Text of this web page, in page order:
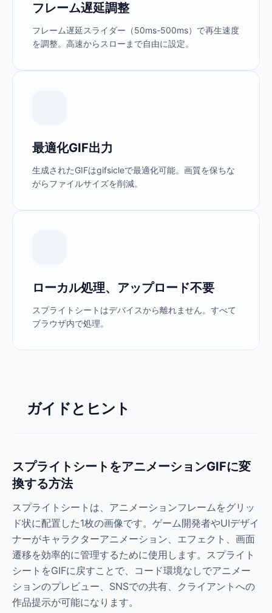
フレーム遅延調整
フレーム遅延スライダー（50ms-500ms）で再生速度
を調整。高速からスローまで自由に設定。
最適化GIF出力
生成されたGIFはgifsicleで最適化可能。画質を保ちな
がらファイルサイズを削減。
ローカル処理、アップロード不要
スプライトシートはデバイスから離れません。すべて
ブラウザ内で処理。
ガイドとヒント
スプライトシートをアニメーションGIFに変
換する方法
スプライトシートは、アニメーションフレームをグリッ
ド状に配置した1枚の画像です。ゲーム開発者やUIデザイ
ナーがキャラクターアニメーション、エフェクト、画面
遷移を効率的に管理するために使用します。スプライト
シートをGIFに戻すことで、コード環境なしでアニメー
ションのプレビュー、SNSでの共有、クライアントへの
作品提示が可能になります。